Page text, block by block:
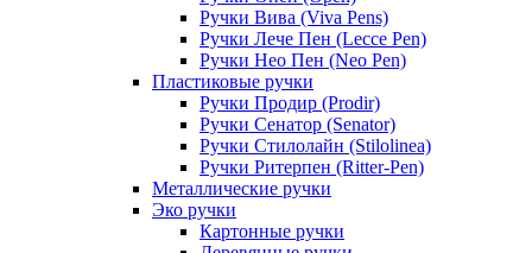
Ручки Вива (Viva Pens)
Ручки Лече Пен (Lecce Pen)
Ручки Нео Пен (Neo Pen)
Пластиковые ручки
Ручки Продир (Prodir)
Ручки Сенатор (Senator)
Ручки Стилолайн (Stilolinea)
Ручки Ритерпен (Ritter-Pen)
Металлические ручки
Эко ручки
Картонные ручки